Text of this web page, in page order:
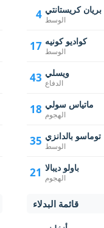
4 بريان كريستانتي
الوسط
17 كواديو كونيه
الوسط
43 ويسلي
الدفاع
18 ماتياس سولي
الهجوم
35 توماسو بالدانزي
الوسط
21 باولو ديبالا
الهجوم
قائمة البدلاء